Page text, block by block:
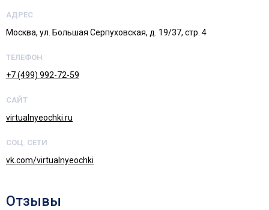
АДРЕС
Москва, ул. Большая Серпуховская, д. 19/37, стр. 4
ТЕЛЕФОН
+7 (499) 992-72-59
САЙТ
virtualnyeochki.ru
СОЦ. СЕТИ
vk.com/virtualnyeochki
Отзывы